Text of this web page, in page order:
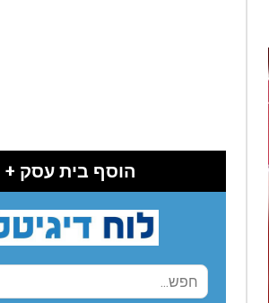
הוסף בית עסק +